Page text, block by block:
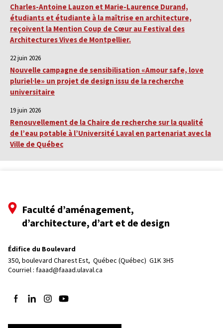
Charles-Antoine Lauzon et Marie-Laurence Durand,
étudiants et étudiante à la maîtrise en architecture,
reçoivent la Mention Coup de Cœur au Festival des
Architectures Vives de Montpellier.
22 juin 2026
Nouvelle campagne de sensibilisation «Amour safe, love
pluriel·le» un projet de design issu de la recherche
universitaire
19 juin 2026
Renouvellement de la Chaire de recherche sur la qualité
de l’eau potable à l’Université Laval en partenariat avec la
Ville de Québec
Faculté d’aménagement,
d’architecture, d’art et de design
Édifice du Boulevard
350, boulevard Charest Est, Québec (Québec)  G1K 3H5
Courriel : faaad@faaad.ulaval.ca
Suivez-nous sur Facebook
Suivez-nous sur LinkedIn
Suivez-nous sur Instagram
Suivez-nous sur YouTube